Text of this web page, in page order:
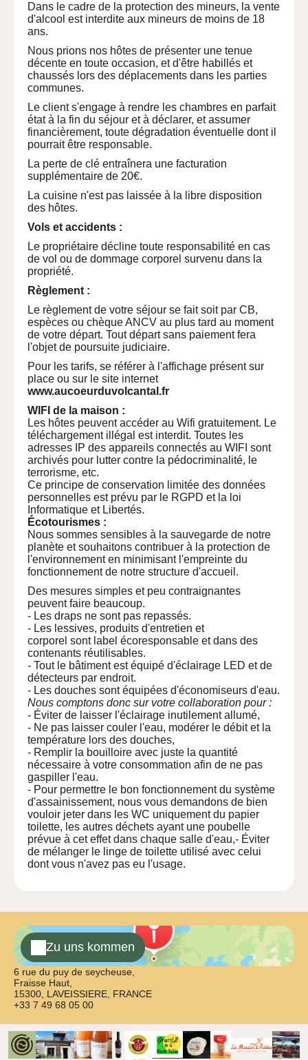
Dans le cadre de la protection des mineurs, la vente
d'alcool est interdite aux mineurs de moins de 18
ans.
Nous prions nos hôtes de présenter une tenue
décente en toute occasion, et d'être habillés et
chaussés lors des déplacements dans les parties
communes.
Le client s'engage à rendre les chambres en parfait
état à la fin du séjour et à déclarer, et assumer
financièrement, toute dégradation éventuelle dont il
pourrait être responsable.
La perte de clé entraînera une facturation
supplémentaire de 20€.
La cuisine n'est pas laissée à la libre disposition
des hôtes.
Vols et accidents :
Le propriétaire décline toute responsabilité en cas
de vol ou de dommage corporel survenu dans la
propriété.
Règlement :
Le règlement de votre séjour se fait soit par CB,
espèces ou chèque ANCV au plus tard au moment
de votre départ. Tout départ sans paiement fera
l'objet de poursuite judiciaire.
Pour les tarifs, se référer à l'affichage présent sur
place ou sur le site internet
www.aucoeurduvolcantal.fr
WIFI de la maison :
Les hôtes peuvent accéder au Wifi gratuitement. Le
téléchargement illégal est interdit. Toutes les
adresses IP des appareils connectés au WIFI sont
archivés pour lutter contre la pédocriminalité, le
terrorisme, etc.
Ce principe de conservation limitée des données
personnelles est prévu par le RGPD et la loi
Informatique et Libertés.
Écotourismes :
Nous sommes sensibles à la sauvegarde de notre
planète et souhaitons contribuer à la protection de
l'environnement en minimisant l'empreinte du
fonctionnement de notre structure d'accueil.
Des mesures simples et peu contraignantes
peuvent faire beaucoup.
- Les draps ne sont pas repassés.
- Les lessives, produits d'entretien et
corporel sont label écoresponsable et dans des
contenants réutilisables.
- Tout le bâtiment est équipé d'éclairage LED et de
détecteurs par endroit.
- Les douches sont équipées d'économiseurs d'eau.
Nous comptons donc sur votre collaboration pour :
- Éviter de laisser l'éclairage inutilement allumé,
- Ne pas laisser couler l'eau, modérer le débit et la
température lors des douches,
- Remplir la bouilloire avec juste la quantité
nécessaire à votre consommation afin de ne pas
gaspiller l'eau.
- Pour permettre le bon fonctionnement du système
d'assainissement, nous vous demandons de bien
vouloir jeter dans les WC uniquement du papier
toilette, les autres déchets ayant une poubelle
prévue à cet effet dans chaque salle d'eau,- Éviter
de mélanger le linge de toilette utilisé avec celui
dont vous n'avez pas eu l'usage.
Zu uns kommen
6 rue du puy de seycheuse,
Fraisse Haut,
15300, LAVEISSIERE, FRANCE
+33 7 49 68 05 00